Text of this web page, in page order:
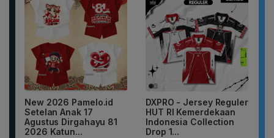
New 2026 Pamelo.id
Setelan Anak 17
Agustus Dirgahayu 81
2026 Katun...
DXPRO - Jersey Reguler
HUT RI Kemerdekaan
Indonesia Collection
Drop 1...